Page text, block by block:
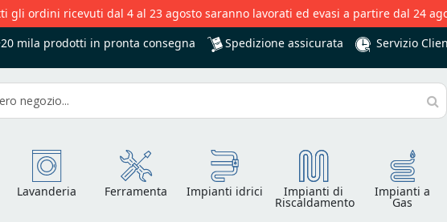
gli ordini ricevuti dal 4 al 23 agosto saranno lavorati ed evasi a partire dal 24
mila prodotti in pronta consegna Spedizione assicurata Servizio
Lavanderia Ferramenta Impianti idrici Impianti di
Riscaldamento
Impianti a
Gas